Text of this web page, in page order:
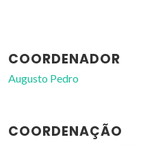
COORDENADOR
Augusto Pedro
COORDENAÇÃO